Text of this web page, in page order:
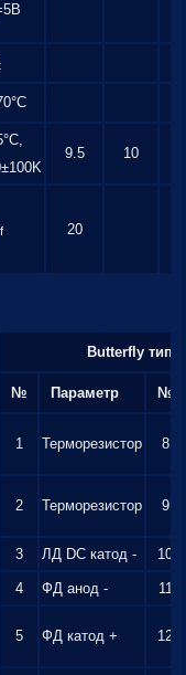
9.5 10
f 20
Butterfly тип
№ Параметр №
1 Терморезистор 8
2 Терморезистор 9
3 ЛД DC катод - 10
4 ФД анод - 11
5 ФД катод + 12